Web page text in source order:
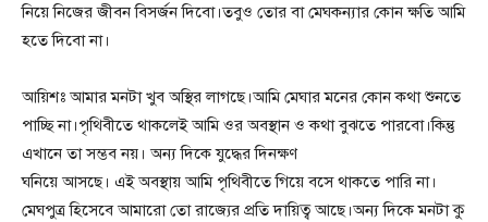
নিয়ে নিজের জীবন বিসর্জন দিবো।তবুও তোর বা মেঘকন্যার কোন ক্ষতি আমি
হতে দিবো না।
আয়িশঃ আমার মনটা খুব অস্থির লাগছে।আমি মেঘার মনের কোন কথা শুনতে
পাচ্ছি না।পৃথিবীতে থাকলেই আমি ওর অবস্থান ও কথা বুঝতে পারবো।কিন্তু
এখানে তা সম্ভব নয়। অন্য দিকে যুদ্ধের দিনক্ষণ
ঘনিয়ে আসছে। এই অবস্থায় আমি পৃথিবীতে গিয়ে বসে থাকতে পারি না।
মেঘপুত্র হিসেবে আমারো তো রাজ্যের প্রতি দায়িত্ব আছে।অন্য দিকে মনটা কু